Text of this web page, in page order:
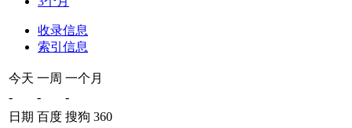
收录信息
索引信息
今天 一周 一个月
-
-
-
日期 百度 搜狗 360